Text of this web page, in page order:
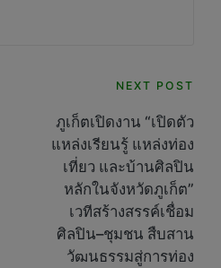
NEXT POST
ภูเก็ตเปิดงาน “เปิดตัว
แหล่งเรียนรู้ แหล่งท่อง
เที่ยว และบ้านศิลปิน
หลักในจังหวัดภูเก็ต”
เวทีสร้างสรรค์เชื่อม
ศิลปิน–ชุมชน สืบสาน
วัฒนธรรมสู่การท่อง